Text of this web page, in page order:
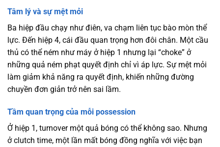
Tâm lý và sự mệt mỏi
Ba hiệp đầu chạy như điên, va chạm liên tục bào mòn thể
lực. Đến hiệp 4, cái đầu quan trọng hơn đôi chân. Một cầu
thủ có thể ném như máy ở hiệp 1 nhưng lại “choke” ở
những quả ném phạt quyết định chỉ vì áp lực. Sự mệt mỏi
làm giảm khả năng ra quyết định, khiến những đường
chuyền đơn giản trở nên sai lầm.
Tầm quan trọng của mỗi possession
Ở hiệp 1, turnover một quả bóng có thể không sao. Nhưng
ở clutch time, một lần mất bóng đồng nghĩa với việc bạn